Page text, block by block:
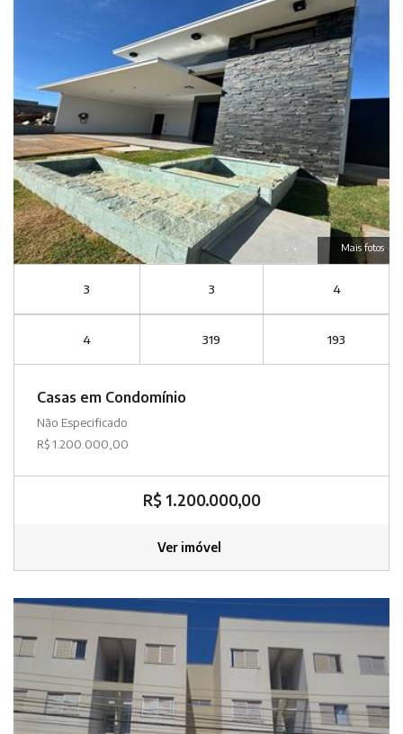
Mais fotos
3 3 4
4 319 193
Casas em Condomínio
Não Especificado
R$ 1.200.000,00
R$ 1.200.000,00
Ver imóvel